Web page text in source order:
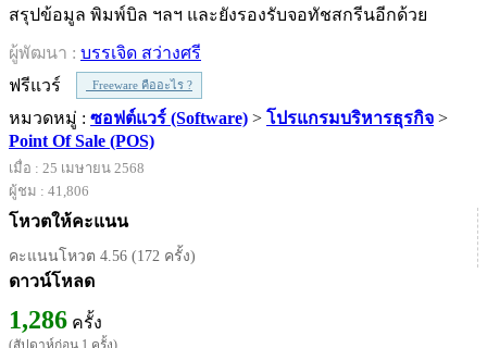
สรุปข้อมูล พิมพ์บิล ฯลฯ และยังรองรับจอทัชสกรีนอีกด้วย
ผู้พัฒนา : บรรเจิด สว่างศรี
ฟรีแวร์
Freeware คืออะไร ?
หมวดหมู่ : ซอฟต์แวร์ (Software) > โปรแกรมบริหารธุรกิจ >
Point Of Sale (POS)
เมื่อ : 25 เมษายน 2568
ผู้ชม : 41,806
โหวตให้คะแนน
คะแนนโหวต 4.56 (172 ครั้ง)
ดาวน์โหลด
1,286 ครั้ง